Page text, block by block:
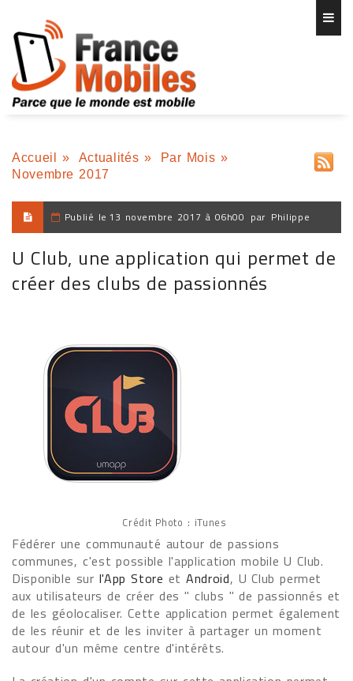
Accueil » Actualités » Par Mois »
Novembre 2017
Publié le 13 novembre 2017 à 06h00 par Philippe
U Club, une application qui permet de
créer des clubs de passionnés
Crédit Photo : iTunes
Fédérer une communauté autour de passions
communes, c'est possible l'application mobile U Club.
Disponible sur l'App Store etAndroid, U Club permet
aux utilisateurs de créer des " clubs " de passionnés et
de les géolocaliser. Cette application permet également
de les réunir et de les inviter à partager un moment
autour d'un même centre d'intérêts.